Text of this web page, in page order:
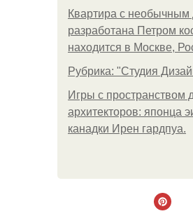
Квартира с необычным
разработана Петром
находится в Москве,
Рубрика: "Студия
Игры с пространством
архитекторов: японца
канадки Ирен гардпуа.